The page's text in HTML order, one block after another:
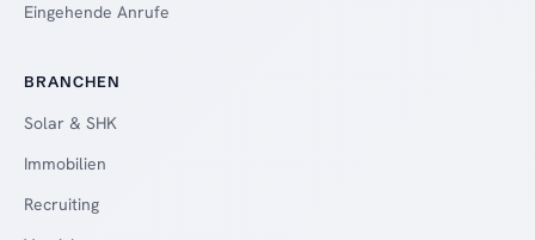
Eingehende Anrufe
BRANCHEN
Solar & SHK
Immobilien
Recruiting